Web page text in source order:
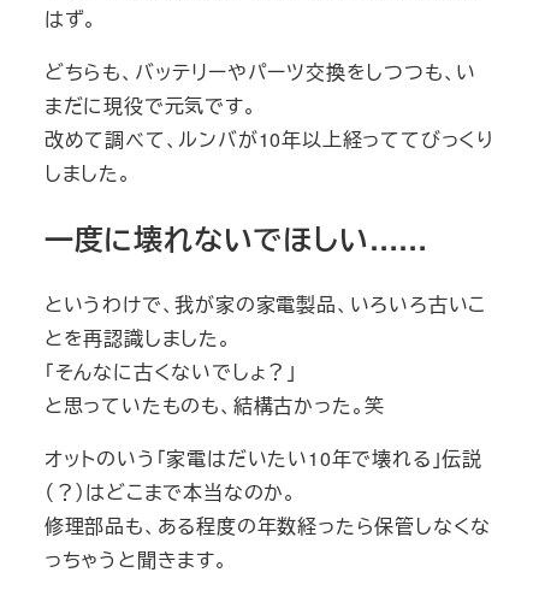
はず。
どちらも、バッテリーやパーツ交換をしつつも、い
まだに現役で元気です。
改めて調べて、ルンバが10年以上経っててびっくり
しました。
一度に壊れないでほしい……
というわけで、我が家の家電製品、いろいろ古いこ
とを再認識しました。
「そんなに古くないでしょ？」
と思っていたものも、結構古かった。笑
オットのいう「家電はだいたい10年で壊れる」伝説
（？）はどこまで本当なのか。
修理部品も、ある程度の年数経ったら保管しなくな
っちゃうと聞きます。